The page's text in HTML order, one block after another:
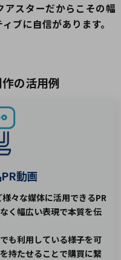
アスターだからこその幅
ブに自信があります。
の活用例
動画
々な媒体に活用できるPR
く幅広い表現で本質を伝
も利用している様子を可
持たせることで購買に繋